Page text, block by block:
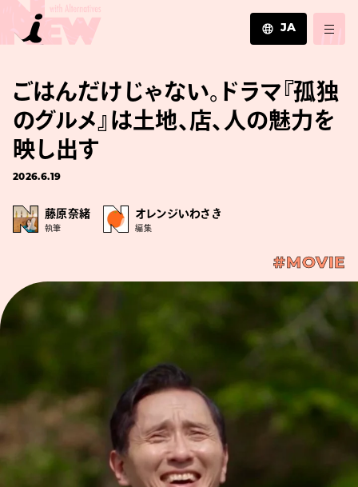
JA
EN
ZH
ごはんだけじゃない。ドラマ『孤独
のグルメ』は土地、店、人の魅力を
映し出す
2026.6.19
藤原奈緒
執筆
オレンジいわさき
編集
#MOVIE